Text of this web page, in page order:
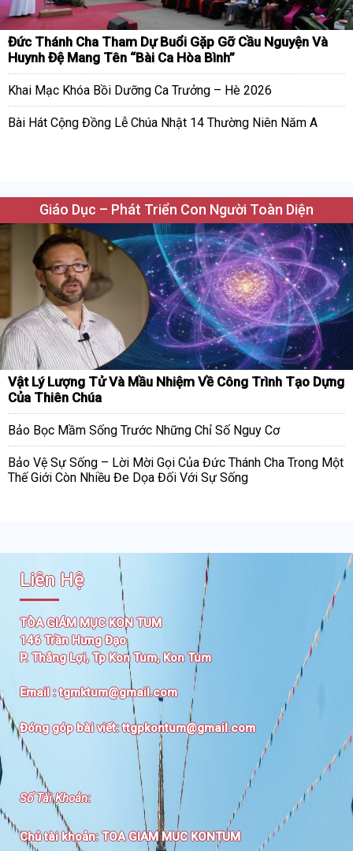
Đức Thánh Cha Tham Dự Buổi Gặp Gỡ Cầu Nguyện Và
Huynh Đệ Mang Tên “Bài Ca Hòa Bình”
Khai Mạc Khóa Bồi Dưỡng Ca Trưởng – Hè 2026
Bài Hát Cộng Đồng Lễ Chúa Nhật 14 Thường Niên Năm A
Giáo Dục – Phát Triển Con Người Toàn Diện
Vật Lý Lượng Tử Và Mầu Nhiệm Về Công Trình Tạo Dựng
Của Thiên Chúa
Bảo Bọc Mầm Sống Trước Những Chỉ Số Nguy Cơ
Bảo Vệ Sự Sống – Lời Mời Gọi Của Đức Thánh Cha Trong Một
Thế Giới Còn Nhiều Đe Dọa Đối Với Sự Sống
Liên Hệ
TÒA GIÁM MỤC KON TUM
146 Trần Hưng Đạo
P. Thắng Lợi, Tp Kon Tum, Kon Tum
Email :tgmktum@gmail.com
Đóng góp bài viết:ttgpkontum@gmail.com
Số Tài Khoản:
Chủ tài khoản:TOA GIAM MUC KONTUM